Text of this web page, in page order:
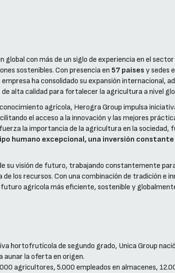
global con más de un siglo de experiencia en el
sostenibles. Con presencia en 57 países y sedes
empresa ha consolidado su expansión internacional,
alta calidad para fortalecer la agricultura a nivel
agrícola, Herogra Group impulsa
el acceso a la innovación y las mejores
la importancia de la agricultura en la sociedad,
humano excepcional, una inversión constante
su visión de futuro, trabajando constantemente
los recursos. Con una combinación de tradición e
futuro agrícola más eficiente, sostenible y
hortofrutícola de segundo grado, Unica Group
la oferta en origen.
agricultores, 5.000 empleados en almacenes,